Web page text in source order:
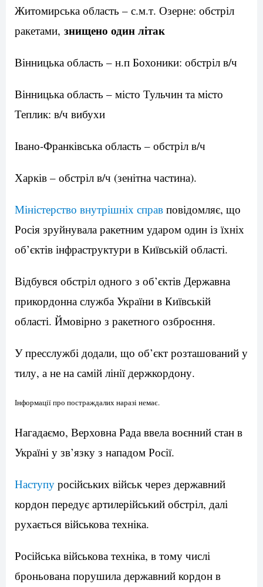
Житомирська область – с.м.т. Озерне: обстріл
ракетами, знищено один літак
Вінницька область – н.п Бохоники: обстріл в/ч
Вінницька область – місто Тульчин та місто
Теплик: в/ч вибухи
Івано-Франківська область – обстріл в/ч
Харків – обстріл в/ч (зенітна частина).
Міністерство внутрішніх справ повідомляє, що
Росія зруйнувала ракетним ударом один із їхніх
об’єктів інфраструктури в Київській області.
Відбувся обстріл одного з об’єктів Державна
прикордонна служба України в Київській
області. Ймовірно з ракетного озброєння.
У пресслужбі додали, що об’єкт розташований у
тилу, а не на самій лінії держкордону.
Інформації про постраждалих наразі немає.
Нагадаємо, Верховна Рада ввела воєнний стан в
Україні у зв’язку з нападом Росії.
Наступу російських військ через державний
кордон передує артилерійський обстріл, далі
рухається військова техніка.
Російська військова техніка, в тому числі
броньована порушила державний кордон в